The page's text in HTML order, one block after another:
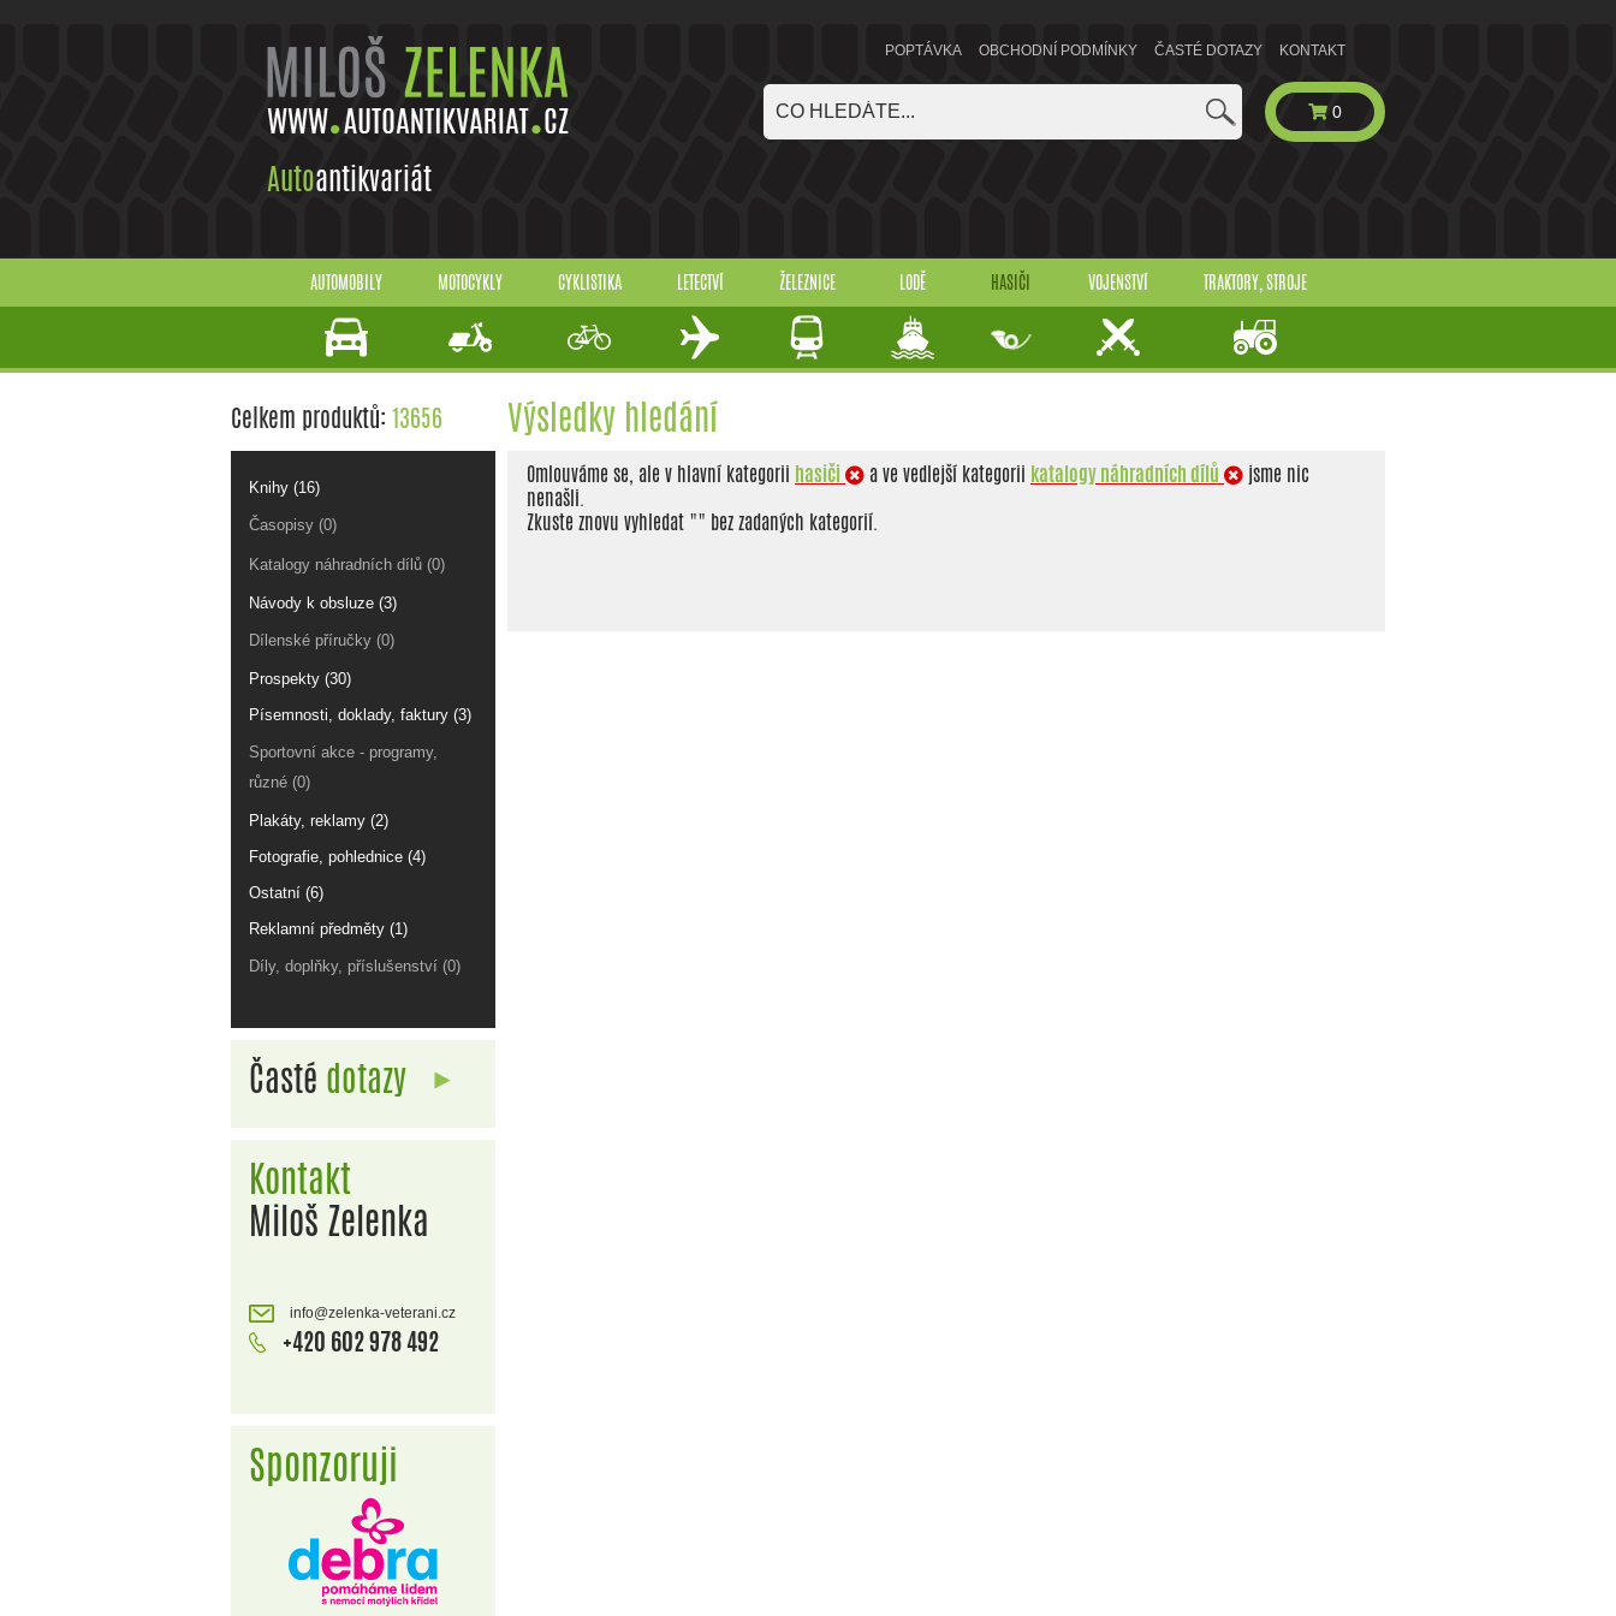
Autoantikvariát
POPTÁVKA OBCHODNÍ PODMÍNKY ČASTÉ DOTAZY KONTAKT
0
AUTOMOBILY MOTOCYKLY CYKLISTIKA LETECTVÍ ŽELEZNICE LODĚ HASIČI VOJENSTVÍ TRAKTORY, STROJE
Celkem produktů: 13656
Knihy (16)
Časopisy (0)
Katalogy náhradních dílů (0)
Návody k obsluze (3)
Dílenské příručky (0)
Prospekty (30)
Písemnosti, doklady, faktury (3)
Sportovní akce - programy,
různé (0)
Plakáty, reklamy (2)
Fotografie, pohlednice (4)
Ostatní (6)
Reklamní předměty (1)
Díly, doplňky, příslušenství (0)
Časté dotazy
Kontakt
Miloš Zelenka
info@zelenka-veterani.cz
+420 602 978 492
Sponzoruji
Výsledky hledání
Omlouváme se, ale v hlavní kategorii hasiči a ve vedlejší kategorii katalogy náhradních dílů
jsme nic
nenašli.
Zkuste znovu vyhledat "" bez zadaných kategorií.